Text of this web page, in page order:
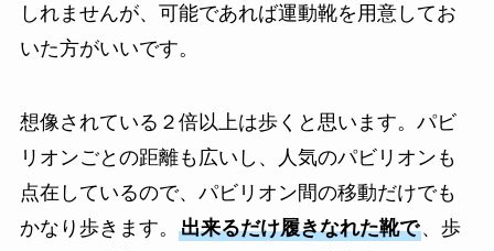
しれませんが、可能であれば運動靴を用意してお
いた方がいいです。
想像されている２倍以上は歩くと思います。パビ
リオンごとの距離も広いし、人気のパビリオンも
点在しているので、パビリオン間の移動だけでも
かなり歩きます。 出来るだけ履きなれた靴で、歩